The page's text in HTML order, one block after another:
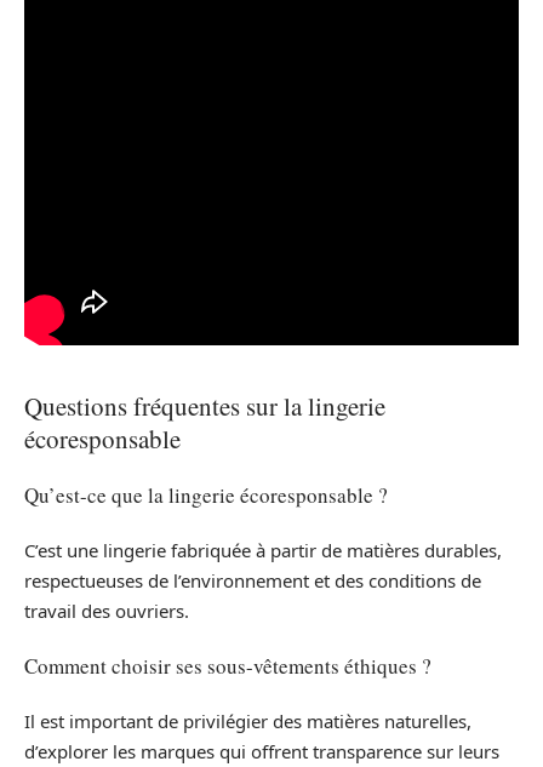
Questions fréquentes sur la lingerie
écoresponsable
Qu’est-ce que la lingerie écoresponsable ?
C’est une lingerie fabriquée à partir de matières durables,
respectueuses de l’environnement et des conditions de
travail des ouvriers.
Comment choisir ses sous-vêtements éthiques ?
Il est important de privilégier des matières naturelles,
d’explorer les marques qui offrent transparence sur leurs